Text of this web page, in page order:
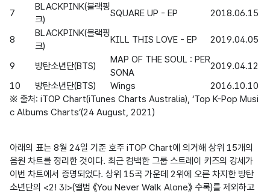
7
BLACKPINK(블랙핑
크)
SQUARE UP - EP 2018.06.15
8
BLACKPINK(블랙핑
크)
KILL THIS LOVE - EP 2019.04.05
9 방탄소년단(BTS)
MAP OF THE SOUL : PER
SONA
2019.04.12
10
방탄소년단(BTS) Wings
2016.10.10
※ 출처: iTOP Chart(iTunes Charts Australia), ‘Top K-Pop Musi
c Albums Charts’(24 August, 2021)
아래의 표는 8월 24일 기준 호주 iTOP Chart에 의거해 상위 15개의
음원 차트를 정리한 것이다. 최근 컴백한 그룹 스트레이 키즈의 강세가
이번 차트에서 증명되었다. 상위 15곡 가운데 2위에 오른 차지한 방탄
소년단의 <2! 3!>(앨범 《You Never Walk Alone》 수록)를 제외하고